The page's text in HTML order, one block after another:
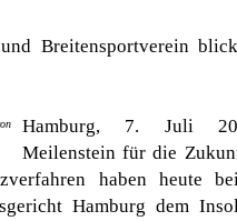
Breitensportverein
Hamburg, 7. Juli
Meilenstein für die
haben heute
Hamburg dem